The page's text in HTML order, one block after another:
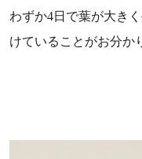
わずか4日で葉が大き
けていることがお分か